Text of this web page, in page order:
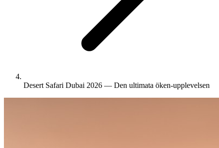
Desert Safari Dubai 2026 — Den ultimata öken-upplevelsen